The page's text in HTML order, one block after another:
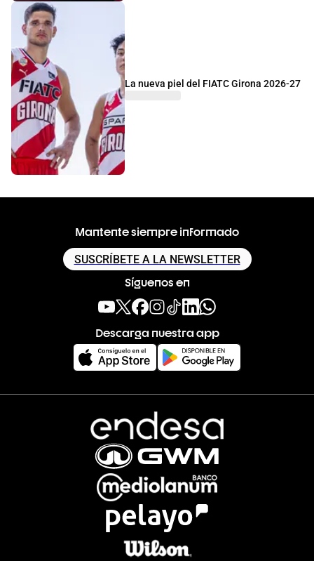
La nueva piel del FIATC Girona 2026-27
Mantente siempre informado
SUSCRÍBETE A LA NEWSLETTER
Síguenos en
Descarga nuestra app